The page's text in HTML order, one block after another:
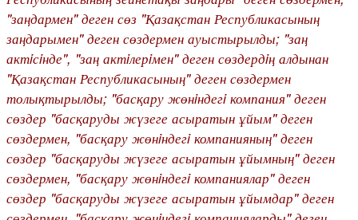
"заңдармен" деген сөз "Қазақстан Республикасының
заңдарымен" деген сөздермен ауыстырылды; "заң
актiсiнде", "заң актiлерiмен" деген сөздердiң алдынан
"Қазақстан Республикасының" деген сөздермен
толықтырылды; "басқару жөнiндегi компания" деген
сөздер "басқаруды жүзеге асыратын ұйым" деген
сөздермен, "басқару жөнiндегi компанияның" деген
сөздер "басқаруды жүзеге асыратын ұйымның" деген
сөздермен, "басқару жөнiндегi компаниялар" деген
сөздер "басқаруды жүзеге асыратын ұйымдар" деген